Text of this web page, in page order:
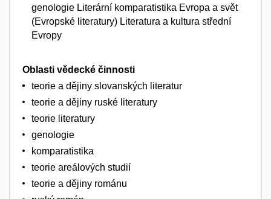
genologie Literární komparatistika Evropa a svět
(Evropské literatury) Literatura a kultura střední
Evropy
Oblasti vědecké činnosti
teorie a dějiny slovanských literatur
teorie a dějiny ruské literatury
teorie literatury
genologie
komparatistika
teorie areálových studií
teorie a dějiny románu